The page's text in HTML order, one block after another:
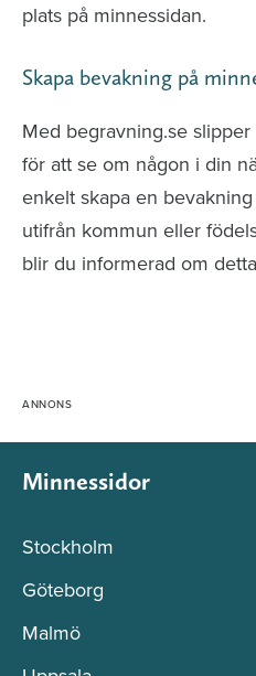
plats på minnessidan.
Skapa bevakning på
Med begravning.se
för att se om någon i din
enkelt skapa en
utifrån kommun eller
blir du informerad om
Minnessidor
Stockholm
Göteborg
Malmö